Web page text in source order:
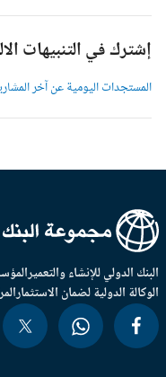
إشترك في التنبيهات
المستجدات اليومية عن آخر المشاريع
الدولي للإنشاء والتعميرالمؤسسة
الدولية لضمان الاستثمار